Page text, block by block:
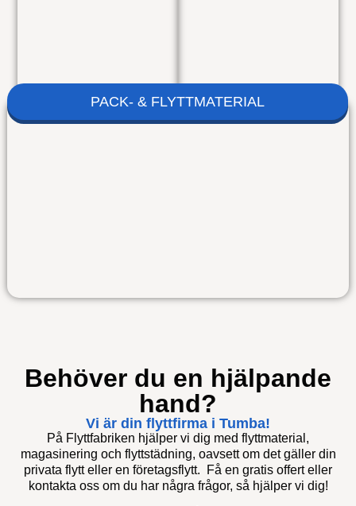
PACK- & FLYTTMATERIAL
Behöver du en hjälpande
hand?
Vi är din flyttfirma i Tumba!
På Flyttfabriken hjälper vi dig med flyttmaterial,
magasinering och flyttstädning, oavsett om det gäller din
privata flytt eller en företagsflytt. Få en gratis offert eller
kontakta oss om du har några frågor, så hjälper vi dig!